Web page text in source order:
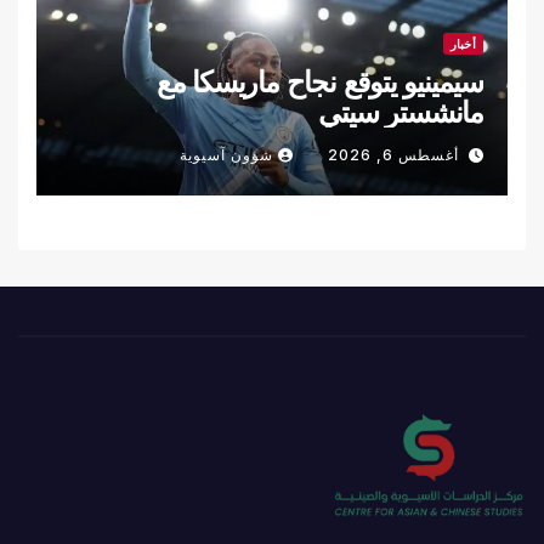
أخبار
سيمينيو يتوقع نجاح ماريسكا مع
مانشستر سيتي
أغسطس 6, 2026 شؤون آسيوية